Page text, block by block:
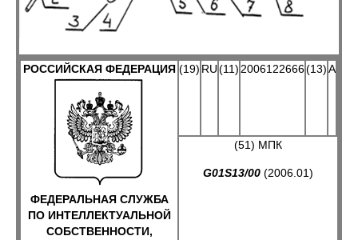
РОССИЙСКАЯ ФЕДЕРАЦИЯ
ФЕДЕРАЛЬНАЯ СЛУЖБА
ПО ИНТЕЛЛЕКТУАЛЬНОЙ
СОБСТВЕННОСТИ,
(19) RU(11) 2006122666(13)A
(51) МПК
G01S13/00 (2006.01)